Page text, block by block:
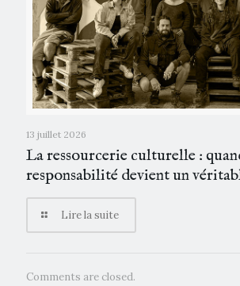
13 juillet 2026
La ressourcerie culturelle :
responsabilité devient un
Lire la suite
Comments are closed.